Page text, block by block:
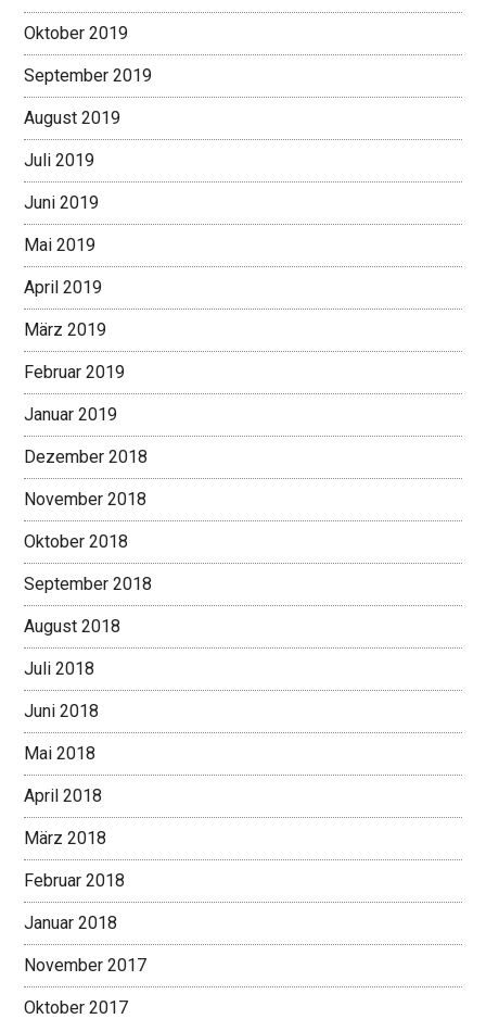
Oktober 2019
September 2019
August 2019
Juli 2019
Juni 2019
Mai 2019
April 2019
März 2019
Februar 2019
Januar 2019
Dezember 2018
November 2018
Oktober 2018
September 2018
August 2018
Juli 2018
Juni 2018
Mai 2018
April 2018
März 2018
Februar 2018
Januar 2018
November 2017
Oktober 2017